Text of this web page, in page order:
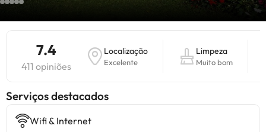
7.4
411 opiniões
Localização
Excelente
Limpeza
Muito bom
Serviços destacados
Wifi & Internet